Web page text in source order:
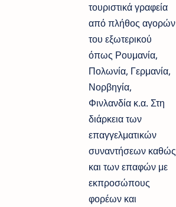
τουριστικά γραφεία
από πλήθος αγορών
του εξωτερικού
όπως Ρουμανία,
Πολωνία, Γερμανία,
Νορβηγία,
Φινλανδία κ.α. Στη
διάρκεια των
επαγγελματικών
συναντήσεων καθώς
και των επαφών με ​
εκπροσώπους
φορέων και